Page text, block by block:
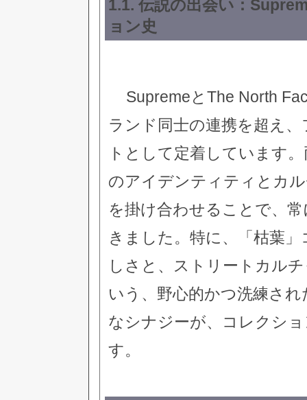
1.1. 伝説の出会い：
ョン史
SupremeとThe North
ランド同士の連携を超え
トとして定着しています
のアイデンティティとカ
を掛け合わせることで、
きました。特に、「枯葉
しさと、ストリートカル
いう、野心的かつ洗練さ
なシナジーが、コレクシ
す。